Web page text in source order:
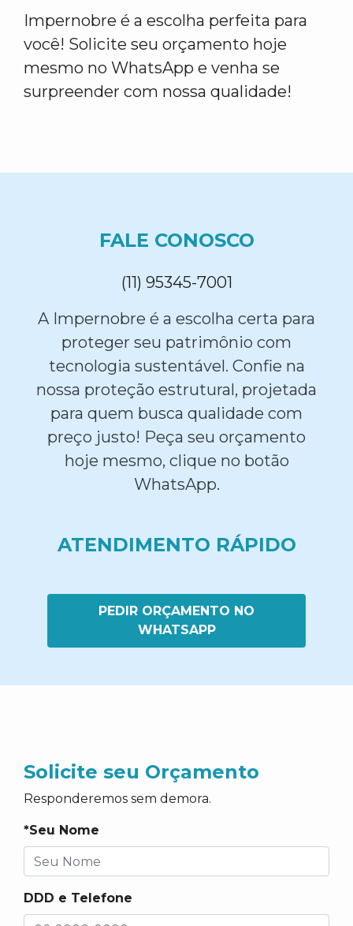
Impernobre é a escolha perfeita para
você! Solicite seu orçamento hoje
mesmo no WhatsApp e venha se
surpreender com nossa qualidade!
FALE CONOSCO
(11) 95345-7001
A Impernobre é a escolha certa para
proteger seu patrimônio com
tecnologia sustentável. Confie na
nossa proteção estrutural, projetada
para quem busca qualidade com
preço justo! Peça seu orçamento
hoje mesmo, clique no botão
WhatsApp.
ATENDIMENTO RÁPIDO
PEDIR ORÇAMENTO NO
WHATSAPP
Solicite seu Orçamento
Responderemos sem demora.
*Seu Nome
DDD e Telefone